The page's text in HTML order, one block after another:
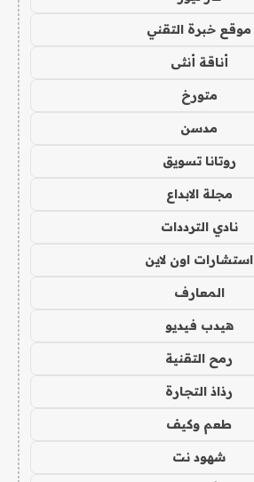
موقع خبرة التقني
أناقة أنثى
متورخ
مدسن
روتانا تسويق
مجلة الابداع
نادي الترددات
استشارات اون لاين
المعارف
هيدب فيديو
رمح التقنية
رذاذ التجارة
طعم وكيف
شهود نت